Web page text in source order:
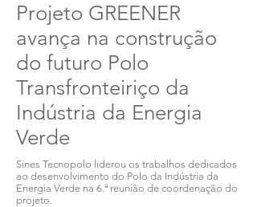
Projeto GREENER
avança na construção
do futuro Polo
Transfronteiriço da
Indústria da Energia
Verde
Sines Tecnopolo liderou os trabalhos dedicados
ao desenvolvimento do Polo da Indústria da
Energia Verde na 6.ª reunião de coordenação do
projeto.